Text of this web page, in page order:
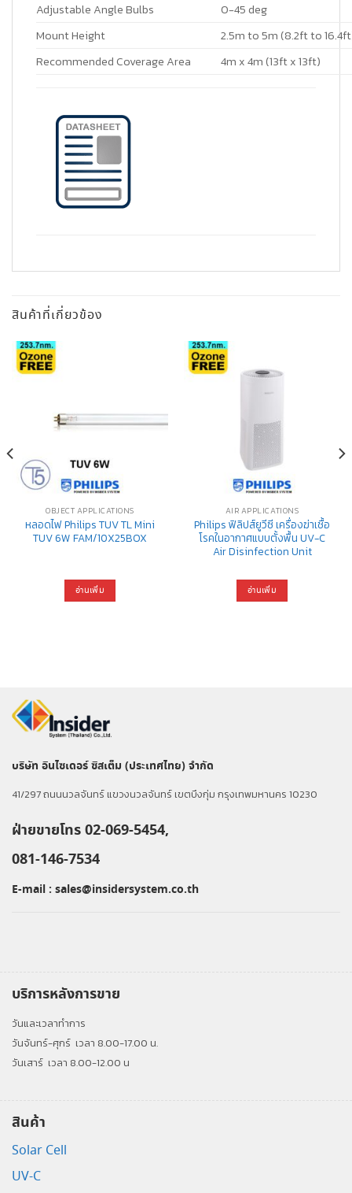
Adjustable Angle Bulbs
0-45 deg
Mount Height
2.5m to 5m (8.2ft to
Recommended Coverage Area
4m x 4m (13ft x 13ft)
สินค้าที่เกี่ยวข้อง
OBJECT APPLICATIONS
หลอดไฟ Philips TUV TL Mini
TUV 6W FAM/10X25BOX
อ่านเพิ่ม
AIR APPLICATIONS
Philips ฟิลิปส์ยูวีซี เครื่องฆ่าเชื้อ
โรคในอากาศแบบตั้งพื้น UV-C
Air Disinfection Unit
อ่านเพิ่ม
บริษัท อินไซเดอร์ ซิสเต็ม (ประเทศไทย) จำกัด
41/297 ถนนนวลจันทร์ แขวงนวลจันทร์ เขตบึงกุ่ม กรุงเทพมหานคร 10230
ฝ่ายขายโทร 02-069-5454,
081-146-7534
E-mail : sales@insidersystem.co.th
บริการหลังการขาย
วันและเวลาทำการ
วันจันทร์-ศุกร์ เวลา 8.00-17.00 น.
วันเสาร์ เวลา 8.00-12.00 น
สินค้า
Solar Cell
UV-C